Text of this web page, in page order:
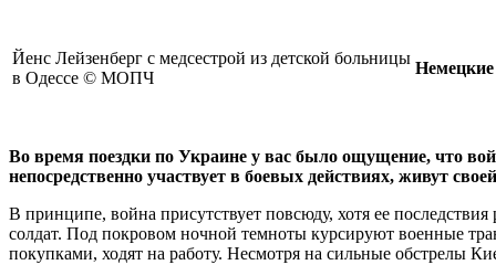
Йенс Лейзенберг с медсестрой из детской больницы
в Одессе © МОПЧ
Во время поездки по Украине у вас было ощущение, что
непосредственно участвует в боевых действиях, живут
В принципе, война присутствует повсюду, хотя ее
солдат. Под покровом ночной темноты курсируют военные
покупками, ходят на работу. Несмотря на сильные обстрелы